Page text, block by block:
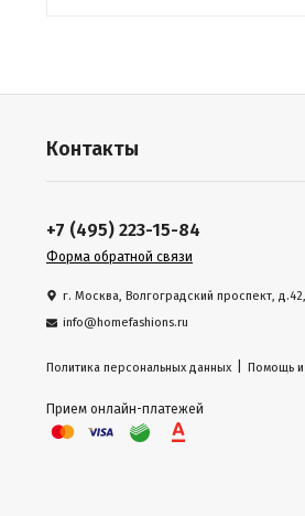
Контакты
+7 (495) 223-15-84
Форма обратной связи
г. Москва, Волгоградский проспект,
info@homefashions.ru
Политика персональных данных Помощь
Прием онлайн-платежей